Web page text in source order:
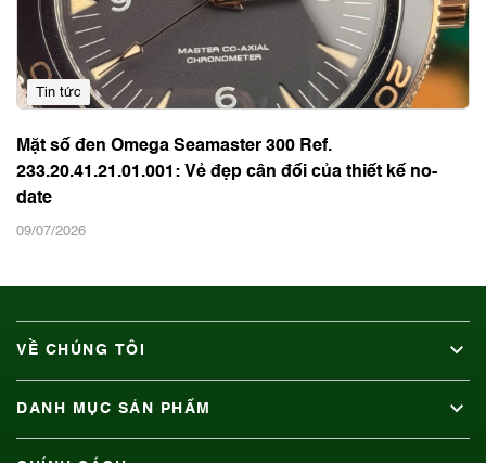
Tin tức
Mặt số đen Omega Seamaster 300 Ref.
233.20.41.21.01.001: Vẻ đẹp cân đối của thiết kế no-
date
09/07/2026
VỀ CHÚNG TÔI
DANH MỤC SẢN PHẨM